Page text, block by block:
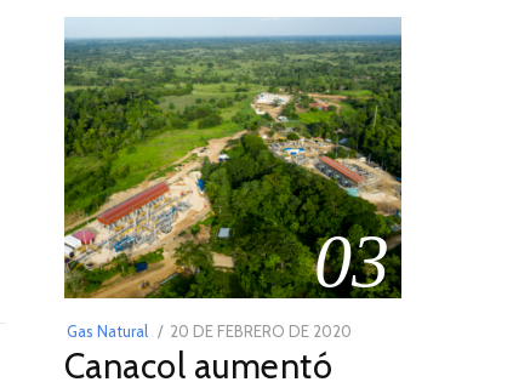
03
Gas Natural
POSTED
ON
20 DE FEBRERO DE 2020
Canacol aumentó